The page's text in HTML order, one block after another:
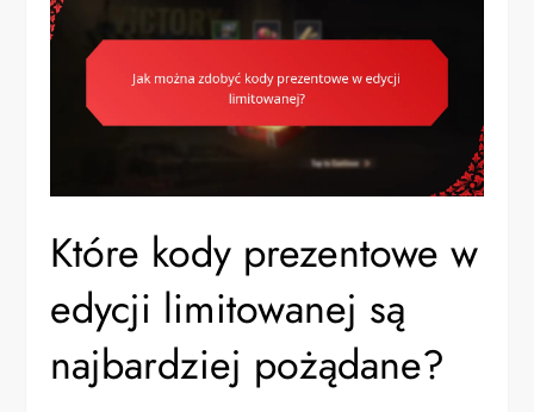
Które kody prezentowe w
edycji limitowanej są
najbardziej pożądane?